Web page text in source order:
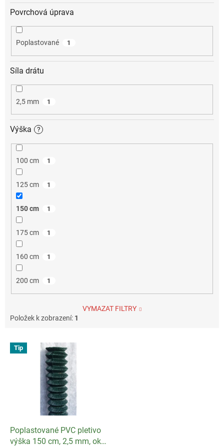
Povrchová úprava
Poplastované 1
Síla drátu
2,5 mm 1
Výška ?
100 cm 1
125 cm 1
150 cm 1
175 cm 1
160 cm 1
200 cm 1
VYMAZAT FILTRY
Položek k zobrazení: 1
V Tip
Poplastované PVC pletivo
výška 150 cm, 2,5 mm, oko